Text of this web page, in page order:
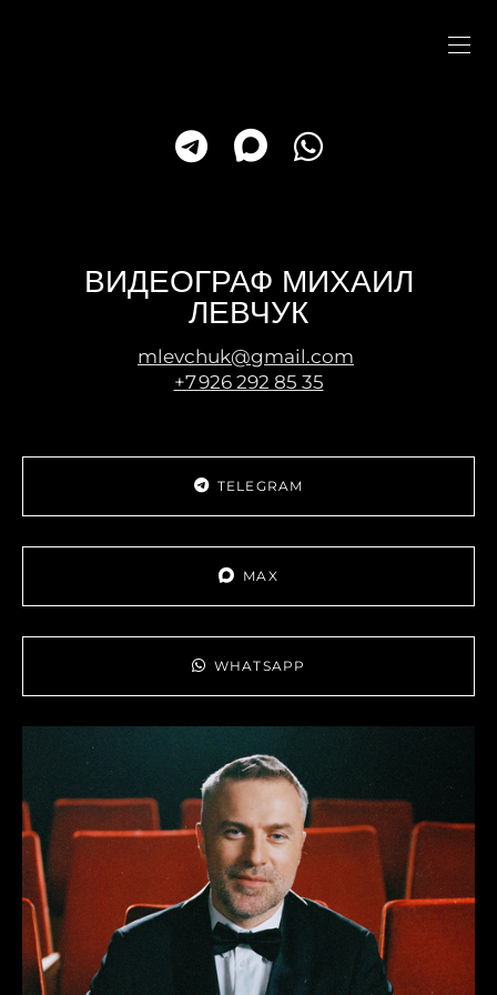
ВИДЕОГРАФ МИХАИЛ
ЛЕВЧУК
mlevchuk@gmail.com
+7 926 292 85 35
TELEGRAM
MAX
WHATSAPP